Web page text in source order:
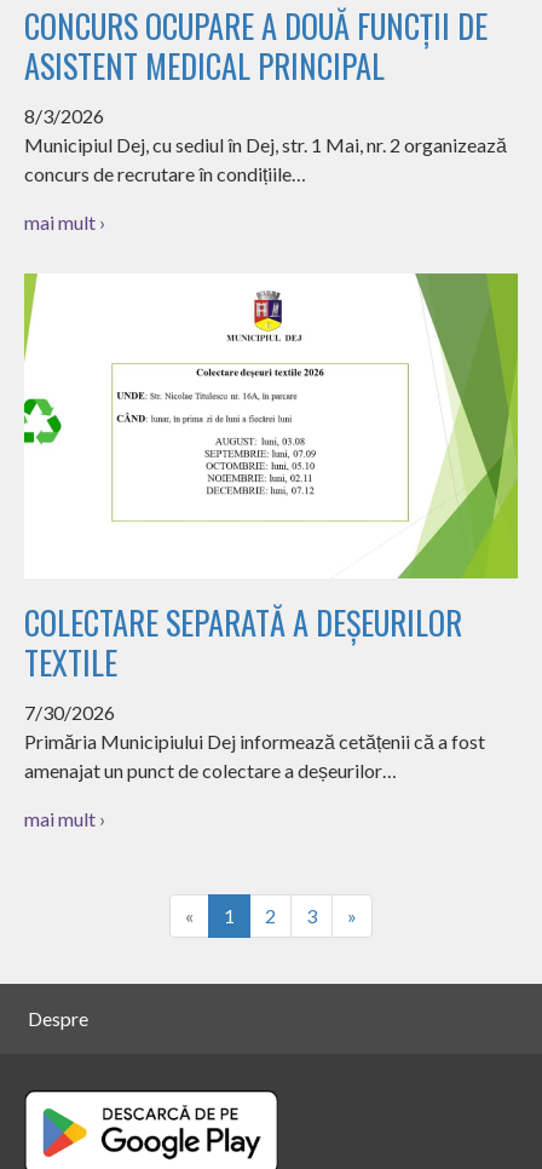
CONCURS OCUPARE A DOUĂ FUNCȚII DE
ASISTENT MEDICAL PRINCIPAL
8/3/2026
Municipiul Dej, cu sediul în Dej, str. 1 Mai, nr. 2 organizează
concurs de recrutare în condițiile…
mai mult ›
COLECTARE SEPARATĂ A DEȘEURILOR
TEXTILE
7/30/2026
Primăria Municipiului Dej informează cetățenii că a fost
amenajat un punct de colectare a deșeurilor…
mai mult ›
« 1 2 3 »
Despre